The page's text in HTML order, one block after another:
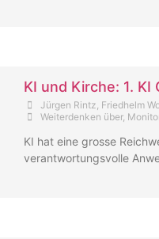
KI und Kirche: 1. KI
Jürgen Rintz, Friedhelm
Weiterdenken über,
KI hat eine grosse
verantwortungsvolle